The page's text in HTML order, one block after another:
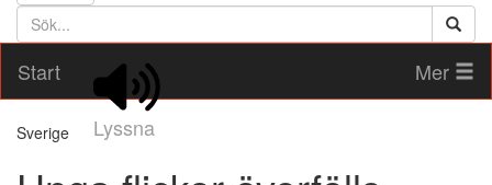
Söktext
Start
Lyssna
Mer
Sverige